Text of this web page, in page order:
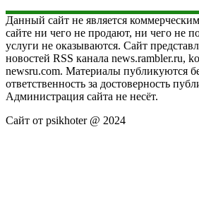
Данный сайт не является
сайте ни чего не продают, ни чего не
услуги не оказываются. Сайт
новостей RSS канала news.rambler.ru,
newsru.com. Материалы публикуются
ответственность за достоверность
Администрация сайта не несёт.
Сайт от psikhoter @ 2024